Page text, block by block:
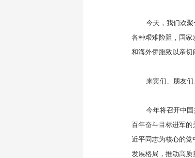
今天，我们欢
各种艰难险阻，国
和海外侨胞致以亲切
来宾们、朋友们
今年将召开中
百年奋斗目标进军的
近平同志为核心的
发展格局，推动高